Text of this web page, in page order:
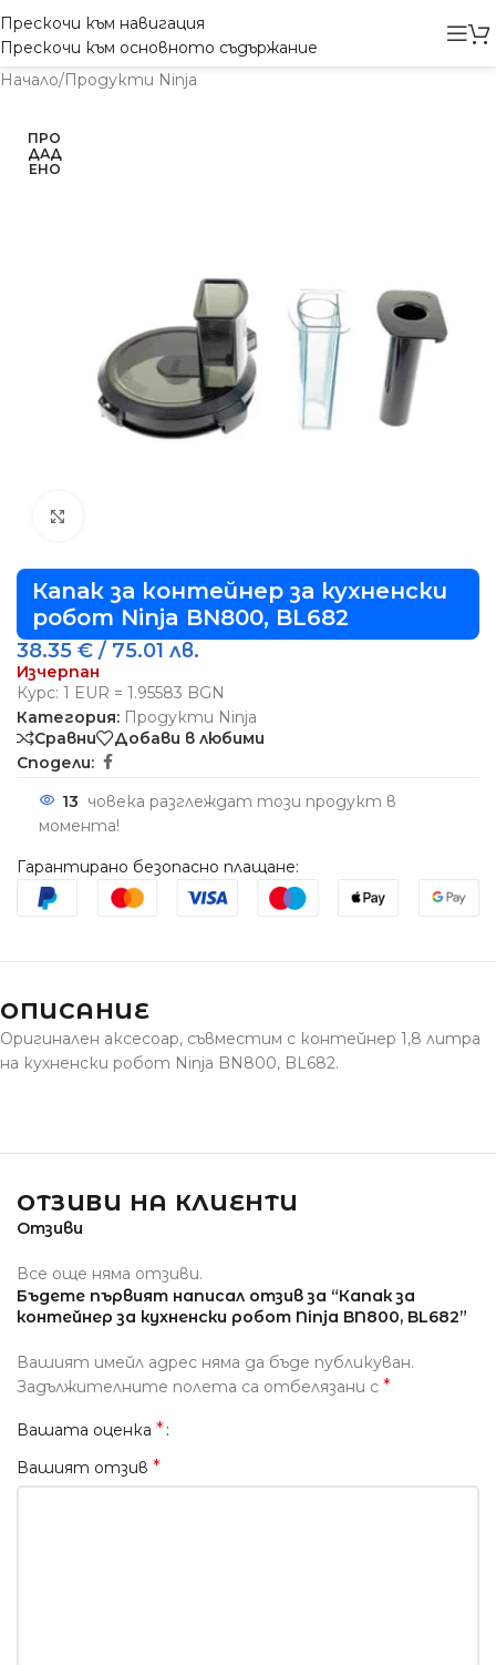
Прескочи към навигация
Прескочи към основното съдържание
Начало/Продукти Ninja
ПРО
ДАД
ЕНО
Капак за контейнер за кухненски
робот Ninja BN800, BL682
38.35 € / 75.01 лв.
Изчерпан
Курс: 1 EUR = 1.95583 BGN
Категория: Продукти Ninja
Сравни
Добави в любими
Сподели:
13 човека разглеждат този продукт в
момента!
Гарантирано безопасно плащане:
ОПИСАНИЕ
Оригинален аксесоар, съвместим с контейнер 1,8 литра
на кухненски робот Ninja BN800, BL682.
ОТЗИВИ НА КЛИЕНТИ
Отзиви
Все още няма отзиви.
Бъдете първият написал отзив за “Капак за
контейнер за кухненски робот Ninja BN800, BL682”
Вашият имейл адрес няма да бъде публикуван.
Задължителните полета са отбелязани с *
Вашата оценка *
Вашият отзив *